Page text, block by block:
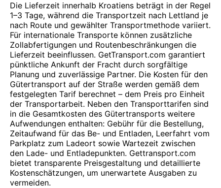
Die Lieferzeit innerhalb Kroatiens beträgt in der Regel
1–3 Tage, während die Transportzeit nach Lettland je
nach Route und gewählter Transportmethode variiert.
Für internationale Transporte können zusätzliche
Zollabfertigungen und Routenbeschränkungen die
Lieferzeit beeinflussen. GetTransport.com garantiert
pünktliche Ankunft der Fracht durch sorgfältige
Planung und zuverlässige Partner. Die Kosten für den
Gütertransport auf der Straße werden gemäß dem
festgelegten Tarif berechnet – dem Preis pro Einheit
der Transportarbeit. Neben den Transporttarifen sind
in die Gesamtkosten des Gütertransports weitere
Aufwendungen enthalten: Gebühr für die Bestellung,
Zeitaufwand für das Be- und Entladen, Leerfahrt vom
Parkplatz zum Ladeort sowie Wartezeit zwischen
den Lade- und Entladepunkten. Gettransport.com
bietet transparente Preisgestaltung und detaillierte
Kostenschätzungen, um unerwartete Ausgaben zu
vermeiden.